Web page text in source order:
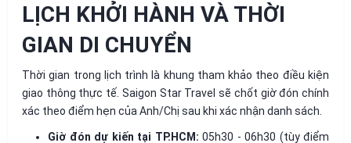
LỊCH KHỞI HÀNH VÀ THỜI
GIAN DI CHUYỂN
Thời gian trong lịch trình là khung tham khảo theo điều kiện
giao thông thực tế. Saigon Star Travel sẽ chốt giờ đón chính
xác theo điểm hẹn của Anh/Chị sau khi xác nhận danh sách.
Giờ đón dự kiến tại TP.HCM: 05h30 - 06h30 (tùy điểm